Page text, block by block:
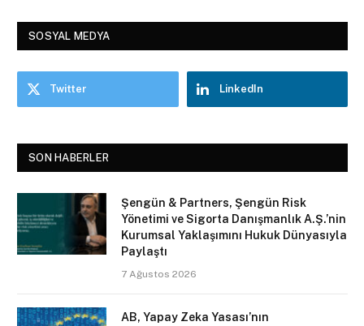
SOSYAL MEDYA
Twitter LinkedIn
SON HABERLER
Şengün & Partners, Şengün Risk
Yönetimi ve Sigorta Danışmanlık A.Ş.’nin
Kurumsal Yaklaşımını Hukuk Dünyasıyla
Paylaştı
7 Ağustos 2026
AB, Yapay Zeka Yasası’nın